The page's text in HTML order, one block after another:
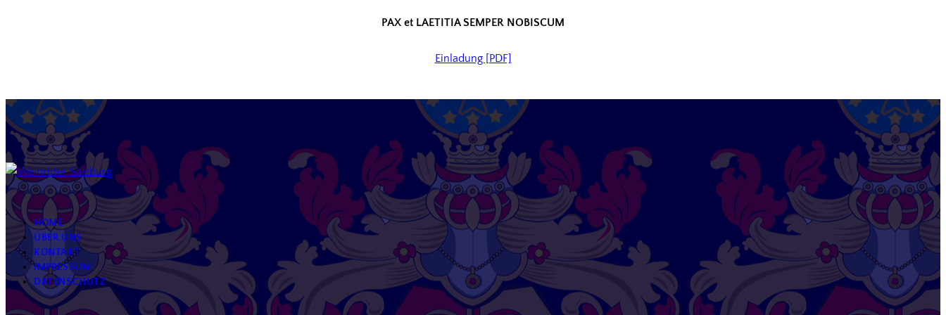
PAX et LAETITIA SEMPER NOBISCUM
Einladung [PDF]
HOME
ÜBER UNS
KONTAKT
IMPRESSUM
DATENSCHUTZ